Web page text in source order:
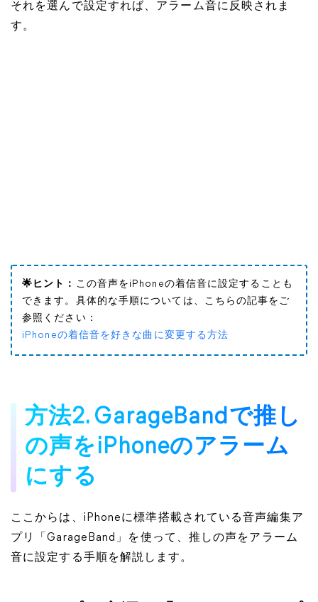
それを選んで設定すれば、アラーム音に反映されま
す。
🌟ヒント： この音声をiPhoneの着信音に設定することも
できます。具体的な手順については、こちらの記事をご
参照ください：
iPhoneの着信音を好きな曲に変更する方法
方法2. GarageBandで推し
の声をiPhoneのアラーム
にする
ここからは、iPhoneに標準搭載されている音声編集ア
プリ「GarageBand」を使って、推しの声をアラーム
音に設定する手順を解説します。